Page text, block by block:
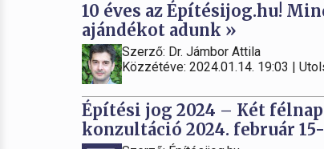
10 éves az Építésijog.hu!
ajándékot adunk »
Szerző: Dr. Jámbor Attila
Közzétéve: 2024.01.14. 19:03 |
Építési jog 2024 – Két
konzultáció 2024. február